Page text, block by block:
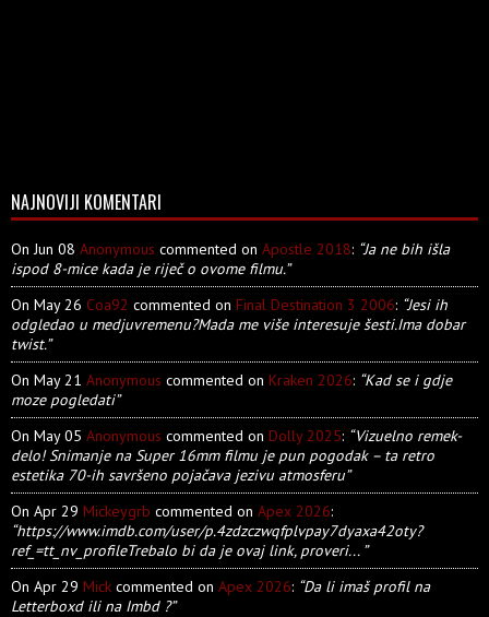
NAJNOVIJI KOMENTARI
On Jun 08 Anonymous commented on Apostle 2018: “Ja ne bih išla
ispod 8-mice kada je riječ o ovome filmu.”
On May 26 Coa92 commented on Final Destination 3 2006: “Jesi ih
odgledao u medjuvremenu?Mada me više interesuje šesti.Ima dobar
twist.”
On May 21 Anonymous commented on Kraken 2026: “Kad se i gdje
moze pogledati”
On May 05 Anonymous commented on Dolly 2025: “Vizuelno remek-
delo! Snimanje na Super 16mm filmu je pun pogodak – ta retro
estetika 70-ih savršeno pojačava jezivu atmosferu”
On Apr 29 Mickeygrb commented on Apex 2026:
“https://www.imdb.com/user/p.4zdzczwqfplvpay7dyaxa42oty?
ref_=tt_nv_profileTrebalo bi da je ovaj link, proveri... ”
On Apr 29 Mick commented on Apex 2026: “Da li imaš profil na
Letterboxd ili na Imbd ?”